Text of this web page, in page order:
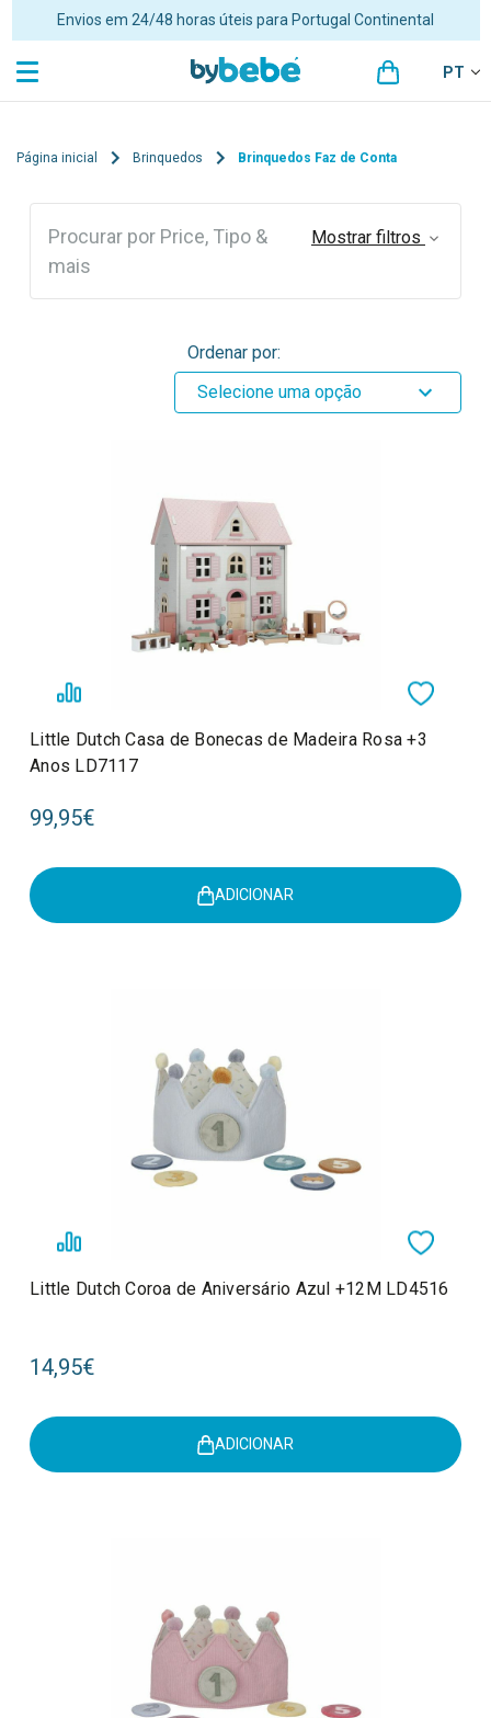
Envios em 24/48 horas úteis para Portugal Continental
PT
Página inicial Brinquedos Brinquedos Faz de Conta
Procurar por Price, Tipo &
mais
Mostrar filtros
Ordenar por:
Selecione uma opção
Little Dutch Casa de Bonecas de Madeira Rosa +3
Anos LD7117
99,95€
ADICIONAR
Little Dutch Coroa de Aniversário Azul +12M LD4516
14,95€
ADICIONAR